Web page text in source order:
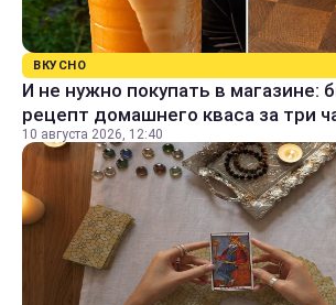
ВКУСНО
И не нужно покупать в магазине:
рецепт домашнего кваса за три
10 августа 2026, 12:40